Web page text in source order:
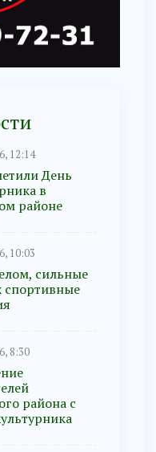
12:14
День
в
районе
10:03
сильные
спортивные
8:30
района с